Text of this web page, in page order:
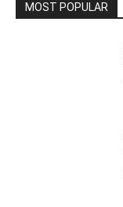
MOST POPULAR